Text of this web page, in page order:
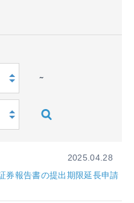
~
2025.04.28
券報告書の提出期限延長申請